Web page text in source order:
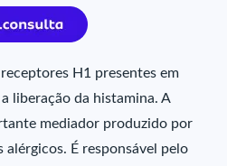
H1 presentes em
liberação da histamina. A
mediador produzido por
alérgicos. É responsável pelo